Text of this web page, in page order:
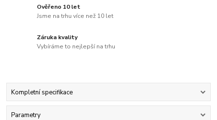
Ověřeno 10 let
Jsme na trhu více než 10 let
Záruka kvality
Vybíráme to nejlepší na trhu
Kompletní specifikace
Parametry